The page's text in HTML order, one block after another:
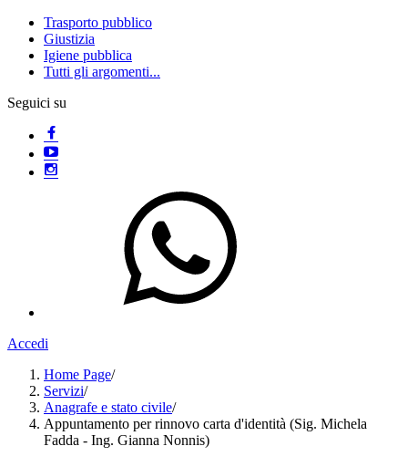
Trasporto pubblico
Giustizia
Igiene pubblica
Tutti gli argomenti...
Seguici su
Accedi
Home Page/
Servizi/
Anagrafe e stato civile/
Appuntamento per rinnovo carta d'identità (Sig. Michela
Fadda - Ing. Gianna Nonnis)